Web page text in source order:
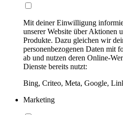
Mit deiner Einwilligung
unserer Website über Aktionen
Produkte. Dazu gleichen wir
personenbezogenen Daten mit
ab und nutzen deren Online-
Dienste bereits nutzt:
Bing, Criteo, Meta, Google,
Marketing